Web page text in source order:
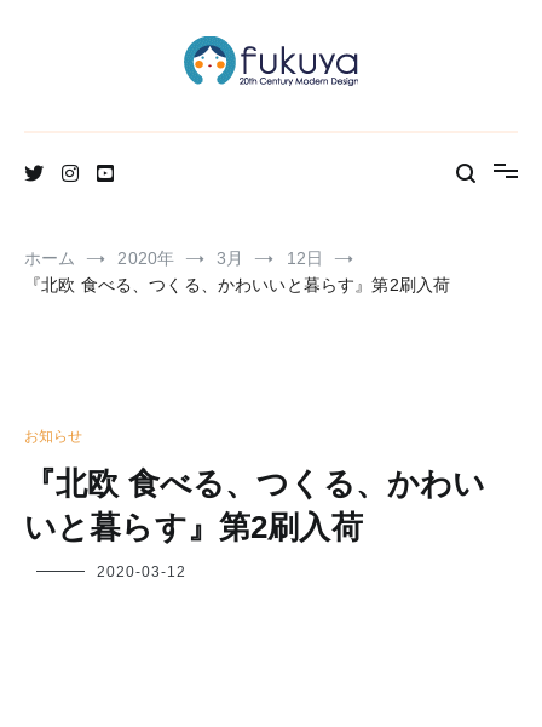
ホーム 2020年 3月
12日
『北欧 食べる、つくる、かわいいと暮らす』第2刷入荷
お知らせ
『北欧 食べる、つくる、かわい
いと暮らす』第2刷入荷
フ
2020-03-12